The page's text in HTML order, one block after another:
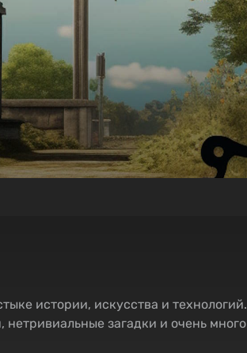
истории, искусства и технологий.
загадки и очень много